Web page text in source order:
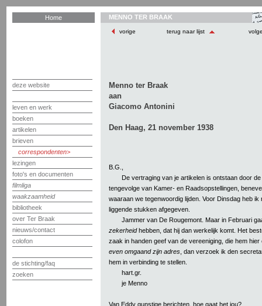
Home
deze website
leven en werk
boeken
artikelen
brieven
correspondenten
lezingen
foto's en documenten
filmliga
waakzaamheid
bibliotheek
over Ter Braak
nieuws/contact
colofon
de stichting/faq
zoeken
MENNO TER BRAAK
vorige terug naar lijst
Menno ter Braak
aan
Giacomo Antonini
Den Haag, 21 november 1938
B.G.,
De vertraging van je artikelen is ontstaan door
tengevolge van Kamer- en Raadsopstellingen,
waaraan we tegenwoordig lijden. Voor Dinsdag heb
liggende stukken afgegeven.
Jammer van De Rougemont. Maar in Februari
zekerheidhebben, dat hij dan werkelijk komt. Het
zaak in handen geef van de vereeniging, die hem
even omgaand zijn adres , dan verzoek ik den
hem in verbinding te stellen.
hart.gr.
je Menno
Van Eddy gunstige berichten, hoe gaat het jou?